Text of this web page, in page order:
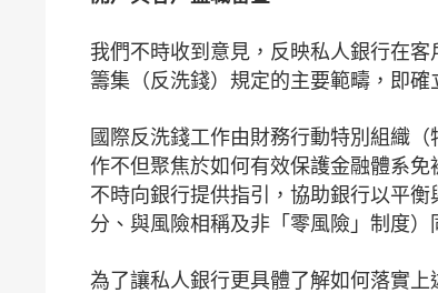
我們不時收到意見，反映私人銀行在
籌集（反洗錢）規定的主要範疇，即
國際反洗錢工作由財務行動特別組織
作不但聚焦於如何有效保護金融體系
不時向銀行提供指引，協助銀行以平
分、與風險相稱及非「零風險」制度
為了讓私人銀行更具體了解如何落實